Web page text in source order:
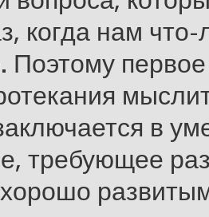
когда нам что-
Поэтому
в
требующее